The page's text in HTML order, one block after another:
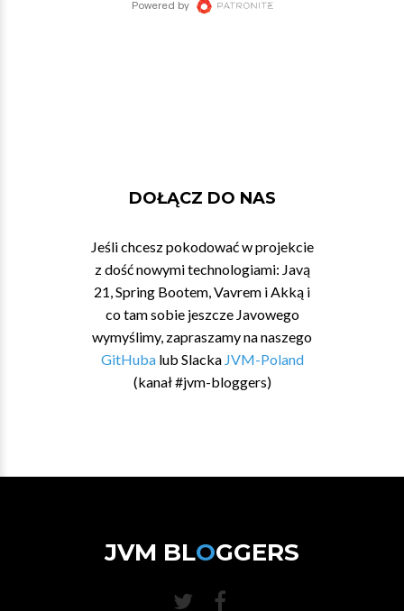
DOŁĄCZ DO NAS
Jeśli chcesz pokodować w projekcie
z dość nowymi technologiami: Javą
21, Spring Bootem, Vavrem i Akką i
co tam sobie jeszcze Javowego
wymyślimy, zapraszamy na naszego
GitHubalub Slacka JVM-Poland
(kanał #jvm-bloggers)
JVM BLOGGERS